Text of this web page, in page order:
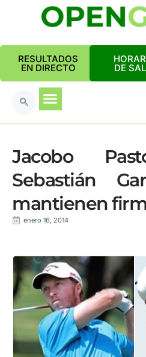
RESULTADOS
EN DIRECTO DE
Jacobo
Sebastián
mantienen
enero 16, 2014